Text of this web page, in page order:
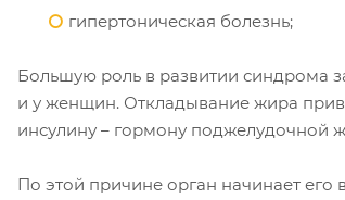
гипертоническая болезнь;
Большую роль в развитии синдрома
и у женщин. Откладывание жира
инсулину – гормону поджелудочной
По этой причине орган начинает